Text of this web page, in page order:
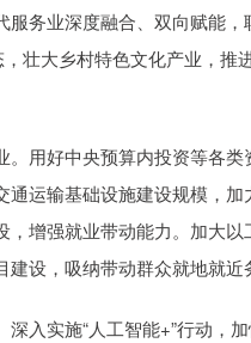
服务业深度融合、双向赋能
，壮大乡村特色文化产业，
好中央预算内投资等各类
通运输基础设施建设规模，
，增强就业带动能力。加大
设，吸纳带动群众就地就近
实施“人工智能+”行动，